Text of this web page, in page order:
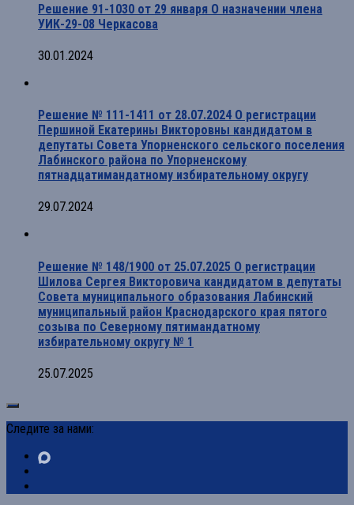
Решение 91-1030 от 29 января О назначении члена
УИК-29-08 Черкасова
30.01.2024
Решение № 111-1411 от 28.07.2024 О регистрации
Першиной Екатерины Викторовны кандидатом в
депутаты Совета Упорненского сельского поселения
Лабинского района по Упорненскому
пятнадцатимандатному избирательному округу
29.07.2024
Решение № 148/1900 от 25.07.2025 О регистрации
Шилова Сергея Викторовича кандидатом в депутаты
Совета муниципального образования Лабинский
муниципальный район Краснодарского края пятого
созыва по Северному пятимандатному
избирательному округу № 1
25.07.2025
Следите за нами: